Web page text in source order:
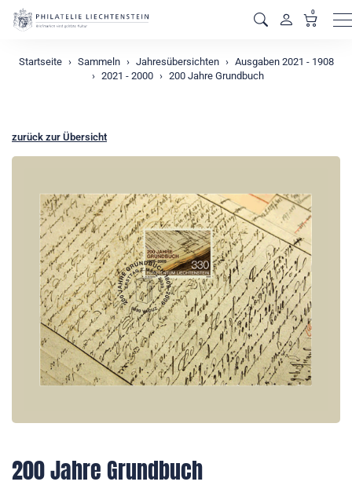
0
Startseite Sammeln Jahresübersichten
Ausgaben 2021 - 1908
2021 - 2000
200 Jahre Grundbuch
zurück zur Übersicht
200 Jahre Grundbuch